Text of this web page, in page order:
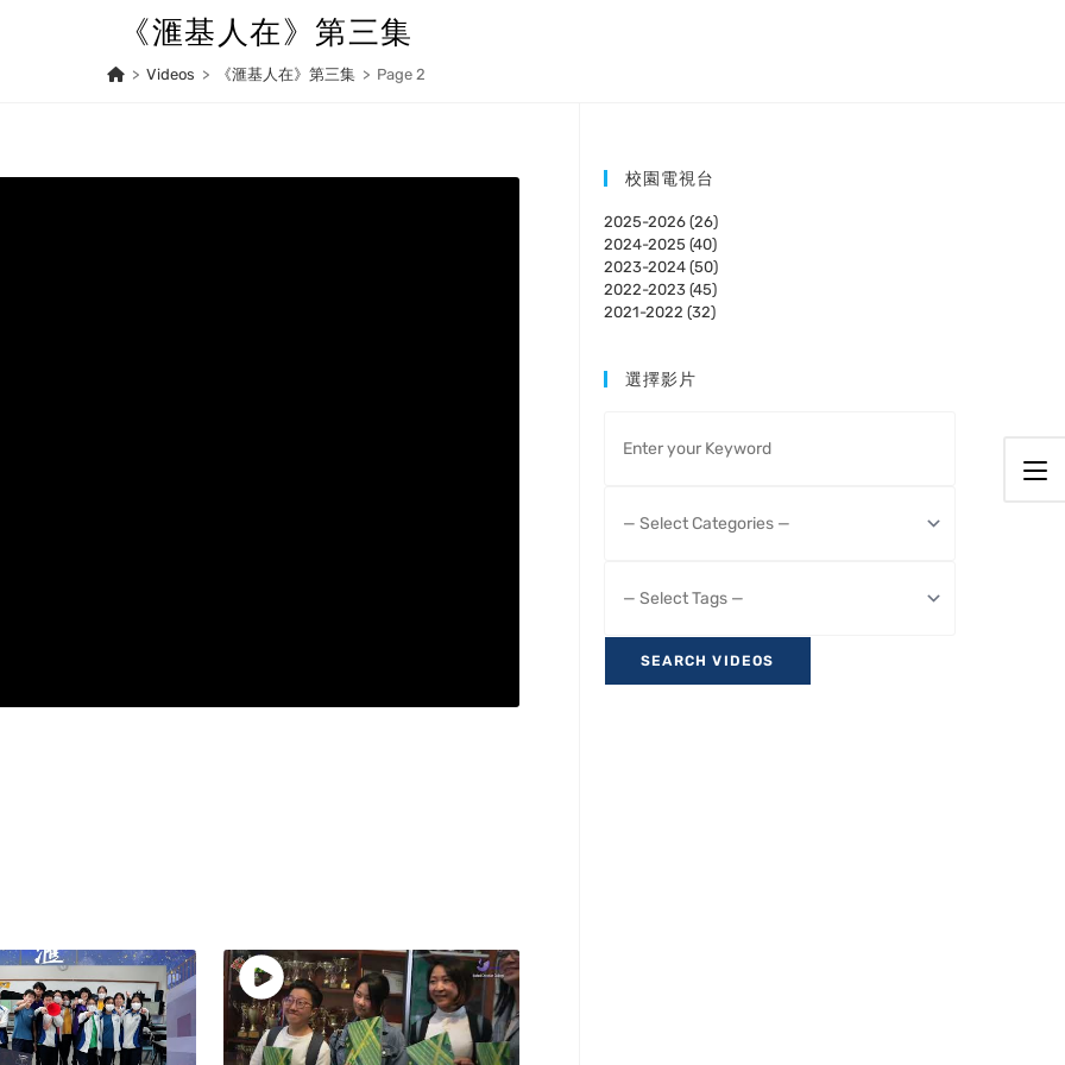
《滙基人在》第三集
> Videos > 《滙基人在》第三集 > Page 2
校園電視台
2025-2026 (26)
2024-2025 (40)
2023-2024 (50)
2022-2023 (45)
2021-2022 (32)
選擇影片